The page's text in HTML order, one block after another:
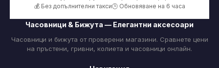
💰 Без допълнителни такси🕒 Обновяване на 6 часа
Часовници & Бижута — Елегантни аксесоари
Часовници и бижута от проверени магазини. Сравнете цени
на пръстени, гривни, колиета и часовници онлайн.